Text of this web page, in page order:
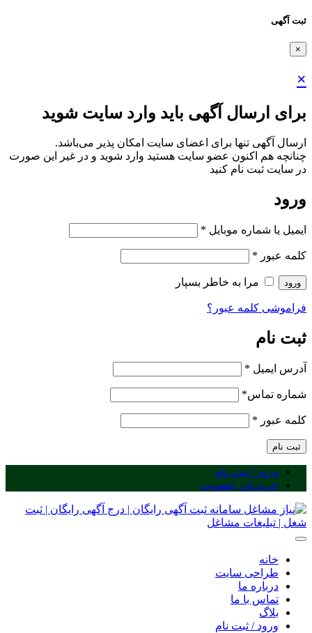
ثبت آگهی
×
×
برای ارسال آگهی باید وارد سایت شوید
ارسال آگهی تنها برای اعضای سایت امکان پذیر می‌باشد.
چنانچه هم‌ اکنون عضو سایت هستید وارد شوید و در غیر این صورت
در سایت ثبت نام کنید
ورود
ایمیل یا شماره موبایل *
کلمه عبور *
ورود مرا به خاطر بسپار
فراموشی کلمه عبور؟
ثبت نام
آدرس ایمیل *
شماره تماس*
کلمه عبور *
ثبت نام
ورود / ثبت نام
خرید پلن عضویت
خانه
طراحی سایت
درباره ما
تماس با ما
بلاگ
ورود / ثبت نام